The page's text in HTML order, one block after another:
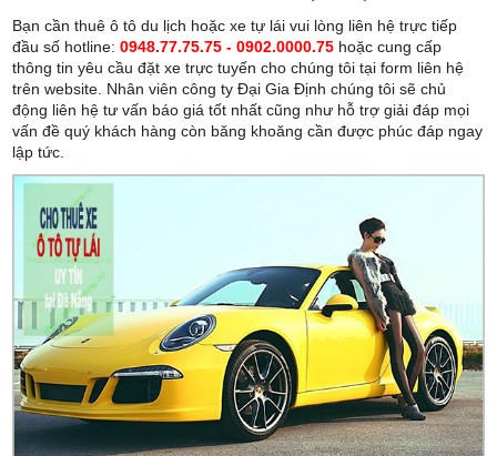
Bạn cần thuê ô tô du lịch hoặc xe tự lái vui lòng liên hệ trực tiếp
đầu số hotline:0948.77.75.75 - 0902.0000.75 hoặc cung cấp
thông tin yêu cầu đặt xe trực tuyến cho chúng tôi tại form liên hệ
trên website. Nhân viên công ty Đại Gia Định chúng tôi sẽ chủ
động liên hệ tư vấn báo giá tốt nhất cũng như hỗ trợ giải đáp mọi
vấn đề quý khách hàng còn băng khoăng cần được phúc đáp ngay
lập tức.